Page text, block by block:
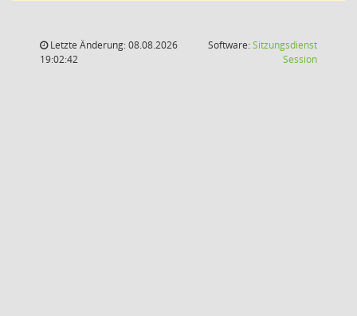
Letzte Änderung: 08.08.2026
19:02:42
Software:Sitzungsdienst
Session(Wird in